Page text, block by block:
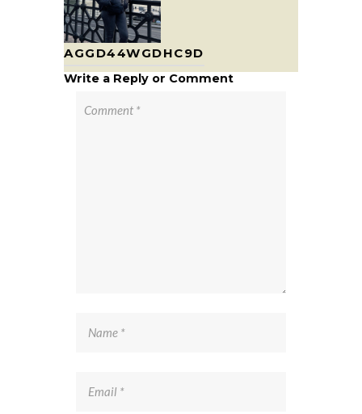
AGGD44WGDHC9D
Write a Reply or Comment